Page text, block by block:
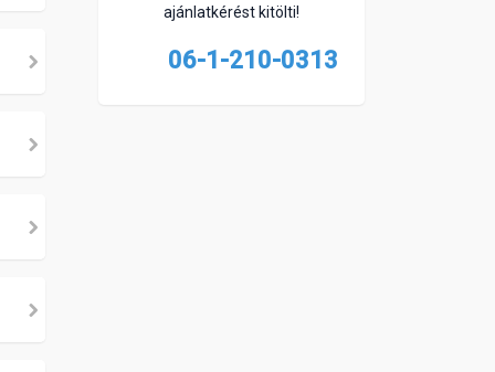
ajánlatkérést kitölti!
06-1-210-0313